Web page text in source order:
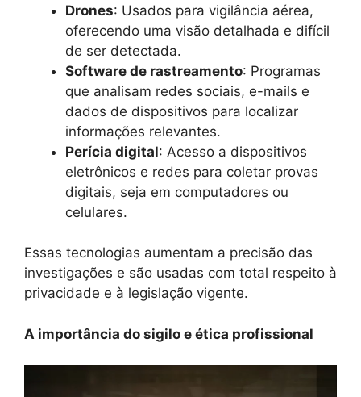
Drones: Usados para vigilância aérea,
oferecendo uma visão detalhada e difícil
de ser detectada.
Software de rastreamento: Programas
que analisam redes sociais, e-mails e
dados de dispositivos para localizar
informações relevantes.
Perícia digital: Acesso a dispositivos
eletrônicos e redes para coletar provas
digitais, seja em computadores ou
celulares.
Essas tecnologias aumentam a precisão das
investigações e são usadas com total respeito à
privacidade e à legislação vigente.
A importância do sigilo e ética profissional